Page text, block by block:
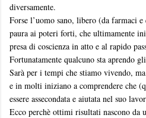
diversamente.
Forse l’uomo sano, libero (da farmaci
paura ai poteri forti, che ultimamente
presa di coscienza in atto e al rapido
Fortunatamente qualcuno sta aprendo
Sarà per i tempi che stiamo vivendo,
e in molti iniziano a comprendere che
essere assecondata e aiutata nel suo
Ecco perchè ottimi risultati nascono da